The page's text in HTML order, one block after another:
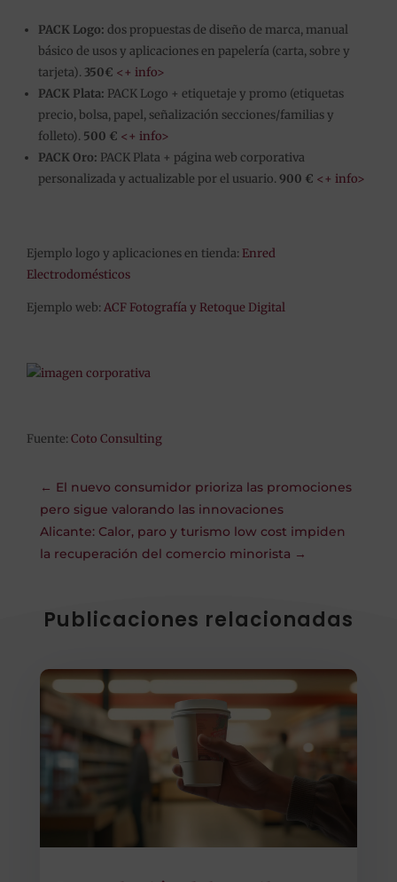
PACK Logo: dos propuestas de diseño de marca, manual
básico de usos y aplicaciones en papelería (carta, sobre y
tarjeta). 350€ <+ info>
PACK Plata: PACK Logo + etiquetaje y promo (etiquetas
precio, bolsa, papel, señalización secciones/familias y
folleto). 500 € <+ info>
PACK Oro: PACK Plata + página web corporativa
personalizada y actualizable por el usuario. 900 € <+ info>
Ejemplo logo y aplicaciones en tienda: Enred
Electrodomésticos
Ejemplo web: ACF Fotografía y Retoque Digital
Fuente: Coto Consulting
← El nuevo consumidor prioriza las promociones
pero sigue valorando las innovaciones
Alicante: Calor, paro y turismo low cost impiden
la recuperación del comercio minorista →
Publicaciones relacionadas